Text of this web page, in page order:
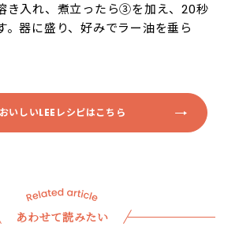
き入れ、煮立ったら③を加え、20秒
。器に盛り、好みでラー油を垂ら
おいしいLEEレシピはこちら
あわせて読みたい